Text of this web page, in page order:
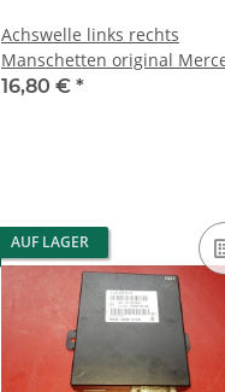
Achswelle links rechts
Manschetten original
W203 180 200 230
16,80 € *
AUF LAGER